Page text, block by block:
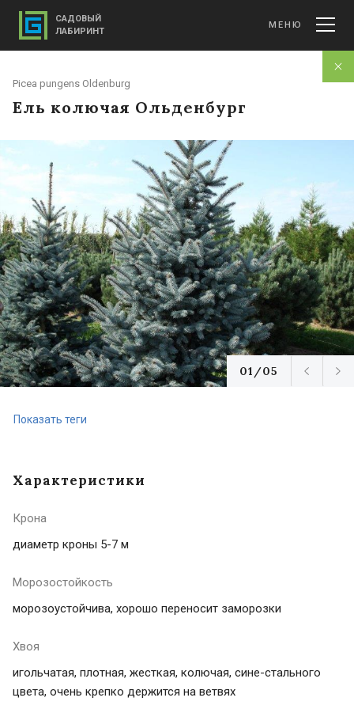
Picea pungens Oldenburg
Ель колючая Ольденбург
01/05
Показать теги
Характеристики
Крона
диаметр кроны 5-7 м
Морозостойкость
морозоустойчива, хорошо переносит заморозки
Хвоя
игольчатая, плотная, жесткая, колючая, сине-стального
цвета, очень крепко держится на ветвях
САДОВЫЙ
ЛАБИРИНТ
МЕНЮ